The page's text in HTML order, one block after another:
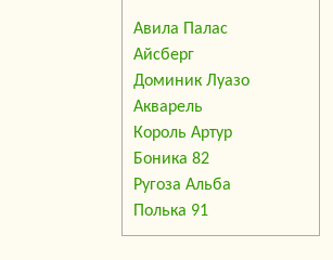
Авила Палас
Айсберг
Доминик Луазо
Акварель
Король Артур
Боника 82
Ругоза Альба
Полька 91